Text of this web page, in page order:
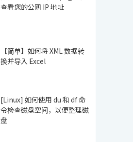
查看您的公网 IP 地址
【简单】如何将 XML 数据转
换并导入 Excel
[Linux] 如何使用 du 和 df 命
令检查磁盘空间，以便整理磁
盘